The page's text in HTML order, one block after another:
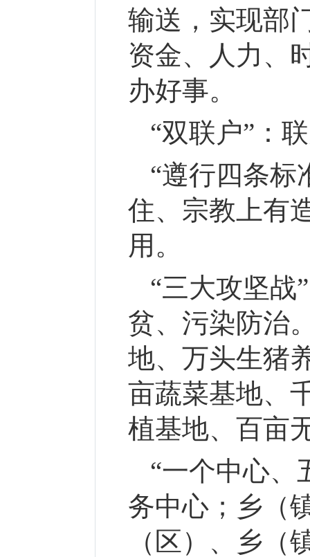
输送，实现部
资金、人力、
办好事。
“双联户”：
“遵行四条标
住、宗教上有
用。
“三大攻坚战
贫、污染防治
地、万头生猪
亩蔬菜基地、
植基地、百亩
“一个中心、
务中心；乡（
（区）、乡（